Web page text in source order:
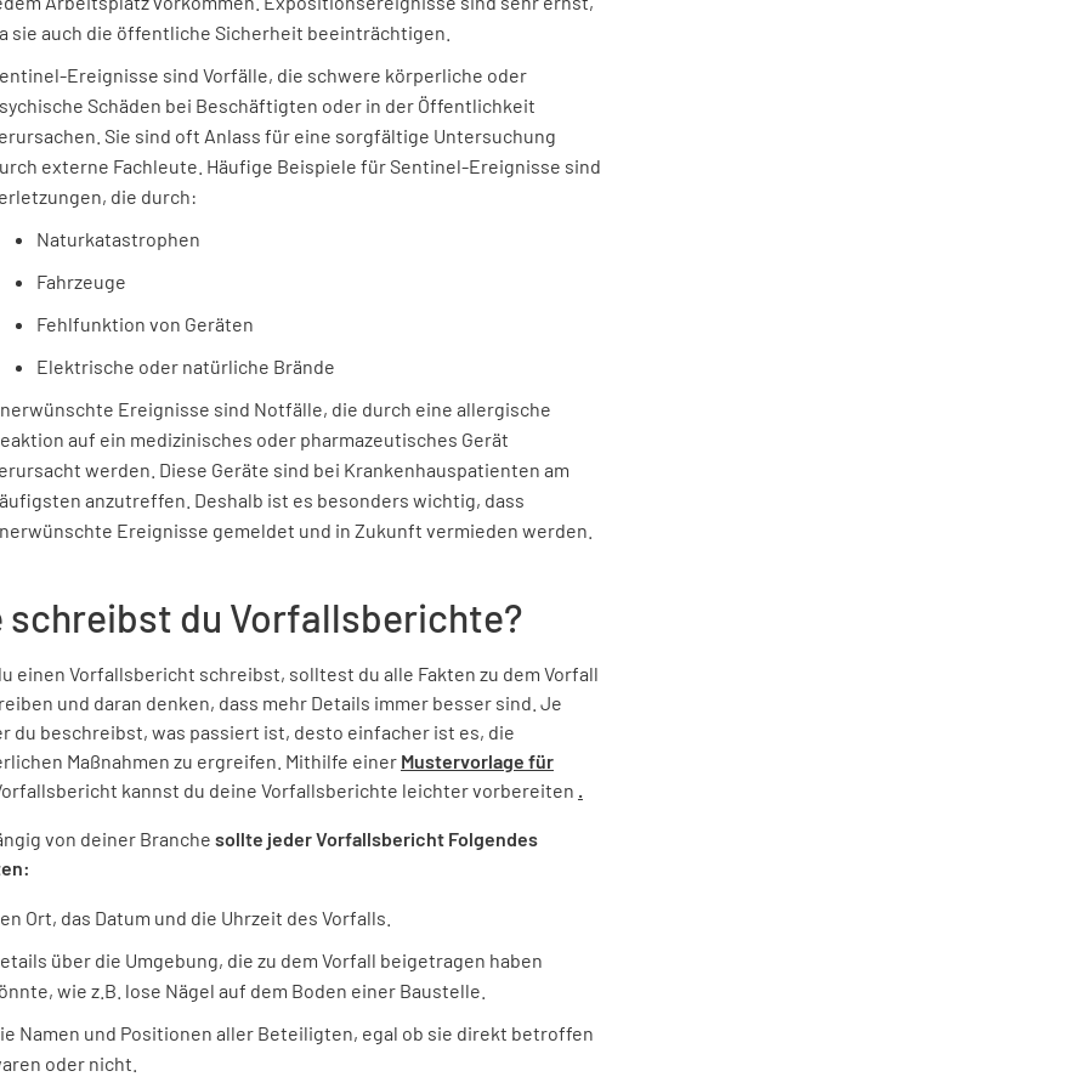
sie auch die öffentliche Sicherheit beeinträchtigen.
Ereignisse sind Vorfälle, die schwere körperliche oder
Schäden bei Beschäftigten oder in der Öffentlichkeit
Sie sind oft Anlass für eine sorgfältige Untersuchung
externe Fachleute. Häufige Beispiele für Sentinel-Ereignisse sind
die durch:
Naturkatastrophen
Fahrzeuge
Fehlfunktion von Geräten
Elektrische oder natürliche Brände
Ereignisse sind Notfälle, die durch eine allergische
auf ein medizinisches oder pharmazeutisches Gerät
werden. Diese Geräte sind bei Krankenhauspatienten am
anzutreffen. Deshalb ist es besonders wichtig, dass
Ereignisse gemeldet und in Zukunft vermieden werden.
schreibst du Vorfallsberichte?
einen Vorfallsbericht schreibst, solltest du alle Fakten zu dem Vorfall
und daran denken, dass mehr Details immer besser sind. Je
du beschreibst, was passiert ist, desto einfacher ist es, die
Maßnahmen zu ergreifen. Mithilfe einer Mustervorlage für
kannst du deine Vorfallsberichte leichter vorbereiten .
von deiner Branche sollte jeder Vorfallsbericht Folgendes
Ort, das Datum und die Uhrzeit des Vorfalls.
über die Umgebung, die zu dem Vorfall beigetragen haben
wie z.B. lose Nägel auf dem Boden einer Baustelle.
Namen und Positionen aller Beteiligten, egal ob sie direkt betroffen
oder nicht.